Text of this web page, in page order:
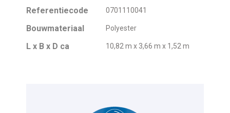
Referentiecode
0701110041
Bouwmateriaal Polyester
L x B x D ca 10,82 m x 3,66 m x 1,52 m